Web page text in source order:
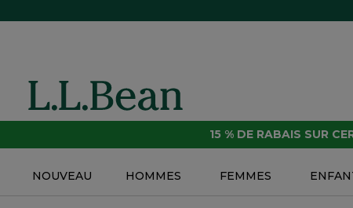
15 % DE RABAIS SUR
NOUVEAU HOMMES FEMMES